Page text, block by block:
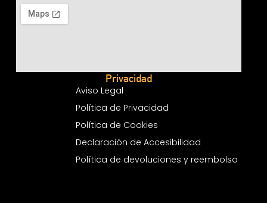
Privacidad
Aviso Legal
Política de Privacidad
Política de Cookies
Declaración de Accesibilidad
Política de devoluciones y reembolso